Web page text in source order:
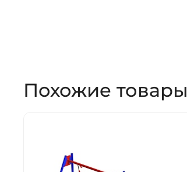
Похожие товары